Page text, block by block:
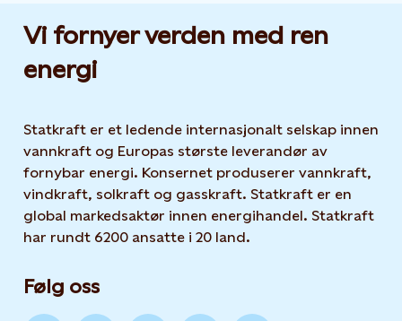
Vi fornyer verden med ren
energi
Statkraft er et ledende internasjonalt selskap innen
vannkraft og Europas største leverandør av
fornybar energi. Konsernet produserer vannkraft,
vindkraft, solkraft og gasskraft. Statkraft er en
global markedsaktør innen energihandel. Statkraft
har rundt 6200 ansatte i 20 land.
Følg oss